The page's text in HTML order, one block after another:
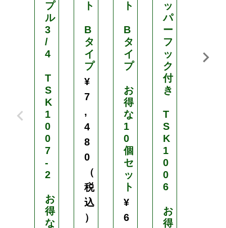
プ
ル
3
/
4
T
S
K
1
0
0
7
-
2
お
得
な
ト
B
タ
イ
プ
¥
7
,
4
8
0
（
税
込
）
ト
B
タ
イ
プ
お
得
な
1
0
個
セ
ッ
ト
¥
6
ッ
パ
ー
フ
ッ
ク
付
き
T
S
K
1
0
0
6
お
得
イ
プ